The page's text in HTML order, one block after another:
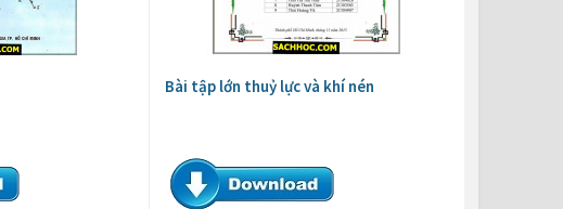
Bài tập lớn thuỷ lực và khí nén